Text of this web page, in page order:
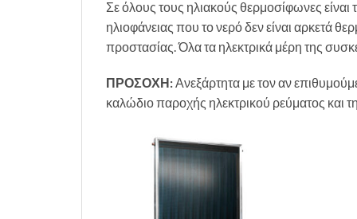
Σε όλους τους ηλιακούς θερμοσίφωνες είναι
ηλιοφάνειας που το νερό δεν είναι αρκετά
προστασίας. Όλα τα ηλεκτρικά μέρη της
ΠΡΟΣΟΧΗ:Ανεξάρτητα με τον αν
καλώδιο παροχής ηλεκτρικού ρεύματος και